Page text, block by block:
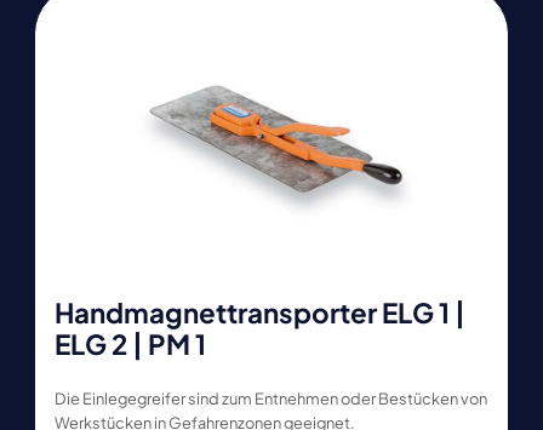
Handmagnettransporter ELG 1 |
ELG 2 | PM 1
Die Einlegegreifer sind zum Entnehmen oder Bestücken von
Werkstücken in Gefahrenzonen geeignet.